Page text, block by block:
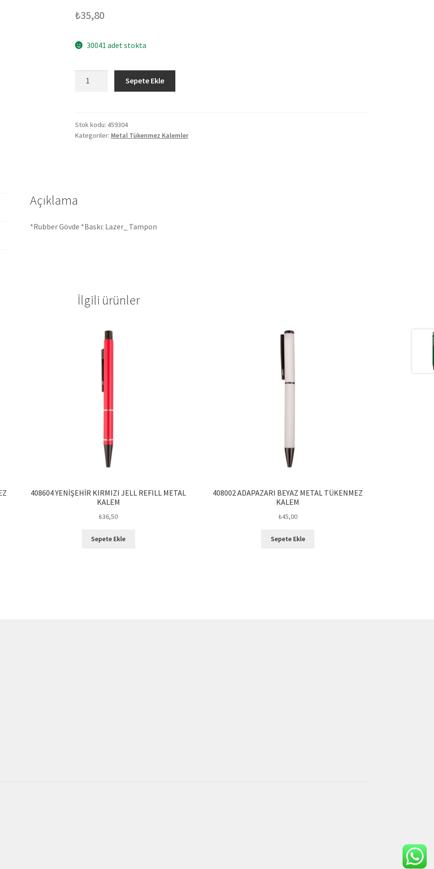
₺35,80
30041 adet stokta
TÜKENMEZ
KALEM
Sepete Ekle
Stok kodu: 459304
Kategoriler: Metal Tükenmez Kalemler
Açıklama
*Rubber Gövde *Baskı: Lazer_ Tampon
İlgili ürünler
408604 YENİŞEHİR KIRMIZI JELL REFILL METAL
KALEM
₺36,50
Sepete Ekle
408002 ADAPAZARI BEYAZ METAL TÜKENMEZ
KALEM
₺45,00
Sepete Ekle